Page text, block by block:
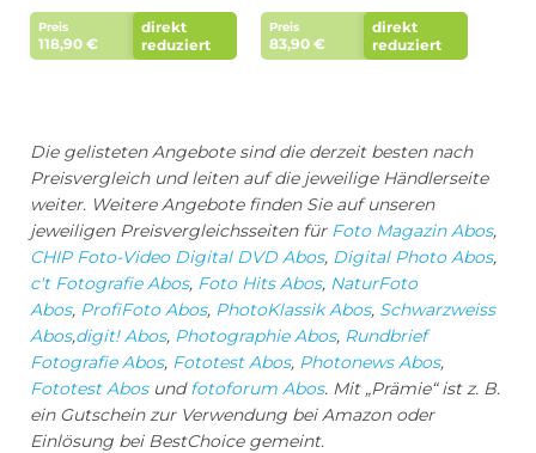
Preis
118,90 €
direkt
reduziert
Preis
83,90 €
direkt
reduziert
Die gelisteten Angebote sind die derzeit besten nach
Preisvergleich und leiten auf die jeweilige Händlerseite
weiter. Weitere Angebote finden Sie auf unseren
jeweiligen Preisvergleichsseiten für Foto Magazin Abos,
CHIP Foto-Video Digital DVD Abos, Digital Photo Abos,
c't Fotografie Abos, Foto Hits Abos, NaturFoto
Abos, ProfiFoto Abos, PhotoKlassik Abos, Schwarzweiss
Abos,digit! Abos, Photographie Abos, Rundbrief
Fotografie Abos, Fototest Abos, Photonews Abos,
Fototest Abosundfotoforum Abos. Mit „Prämie“ ist z. B.
ein Gutschein zur Verwendung bei Amazon oder
Einlösung bei BestChoice gemeint.